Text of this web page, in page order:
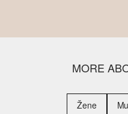
MORE
Žene